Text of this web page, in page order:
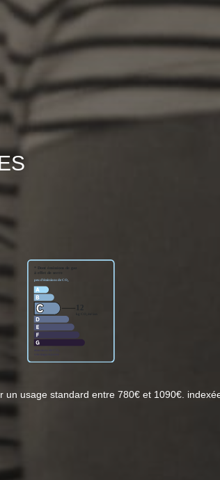
usage standard entre 780€ et 1090€.